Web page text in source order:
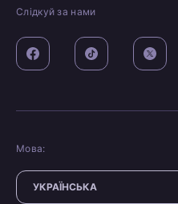
Слідкуй за нами
Мова: